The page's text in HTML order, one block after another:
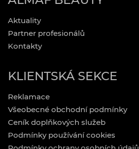
Aktuality
Partner profesionálů
Kontakty
KLIENTSKÁ SEKCE
Reklamace
Všeobecné obchodní podmínky
Ceník doplňkových služeb
Podmínky používání cookies